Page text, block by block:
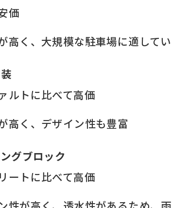
価
高く、大規模な駐車場に適して
ルトに比べて高価
高く、デザイン性も豊富
グブロック
ートに比べて高価